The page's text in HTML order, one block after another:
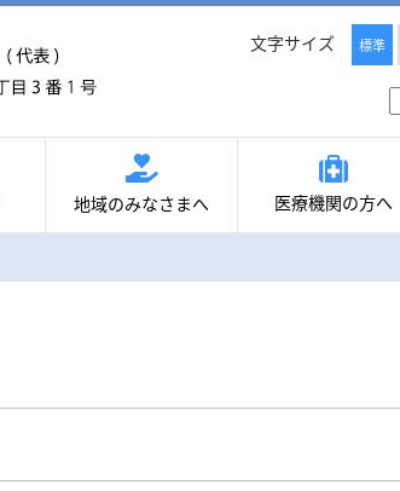
文字サイズ 標準
地域のみなさまへ 医療機関の方へ